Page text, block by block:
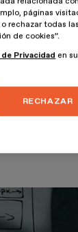
para
, para
mostrarán a
la acción
productos
páginas
rechazar todas
de cookies”.
Privacidad en
RECHAZAR